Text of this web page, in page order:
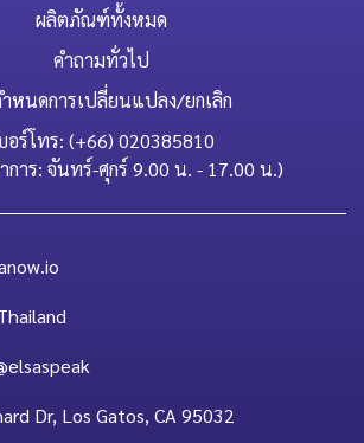
ผลิตภัณฑ์ทั้งหมด
คำถามทั่วไป
หนดการเปลี่ยนแปลง/ยกเลิก
อร์โทร: (+66) 020385810
การ: จันทร์-ศุกร์ 9.00 น. - 17.00 น.)
Dr, Los Gatos, CA 95032